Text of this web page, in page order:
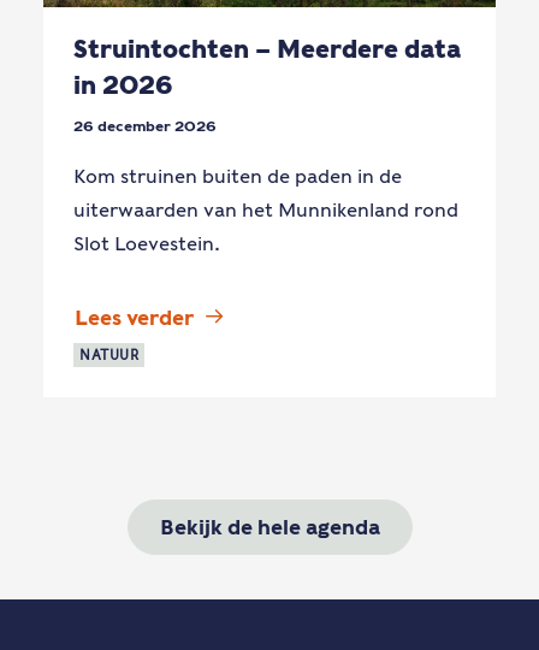
Struintochten – Meerdere data
in 2026
26 december 2026
Kom struinen buiten de paden in de
uiterwaarden van het Munnikenland rond
Slot Loevestein.
Lees verder
NATUUR
Bekijk de hele agenda